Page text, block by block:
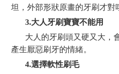
坦，外部形狀原畫的牙刷才對
3.大人牙刷寶寶不能用
大人的牙刷頭又硬又大，
產生厭惡刷牙的情緒。
4.選擇軟性刷毛